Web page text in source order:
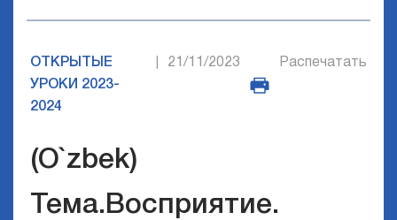
ОТКРЫТЫЕ
УРОКИ 2023-
2024
21/11/2023 Распечатать
(O`zbek)
Тема.Восприятие.